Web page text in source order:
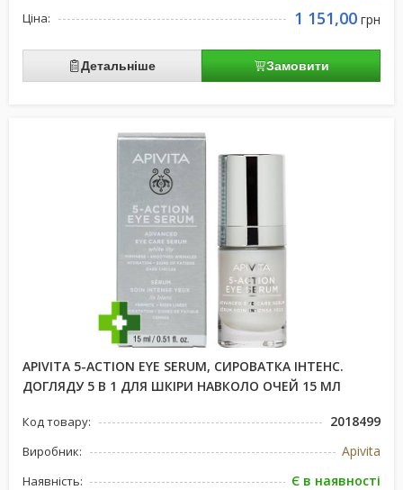
Ціна: 1 151,00 грн
Детальніше Замовити
APIVITA 5-ACTION EYE SERUM, СИРОВАТКА ІНТЕНС.
ДОГЛЯДУ 5 В 1 ДЛЯ ШКІРИ НАВКОЛО ОЧЕЙ 15 МЛ
Код товару: 2018499
Виробник: Apivita
Наявність: Є в наявності